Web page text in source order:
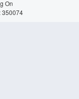
On
350074